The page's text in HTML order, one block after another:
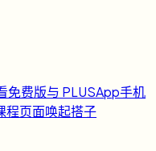
免费版与 PLUSApp手机
程页面唤起搭子